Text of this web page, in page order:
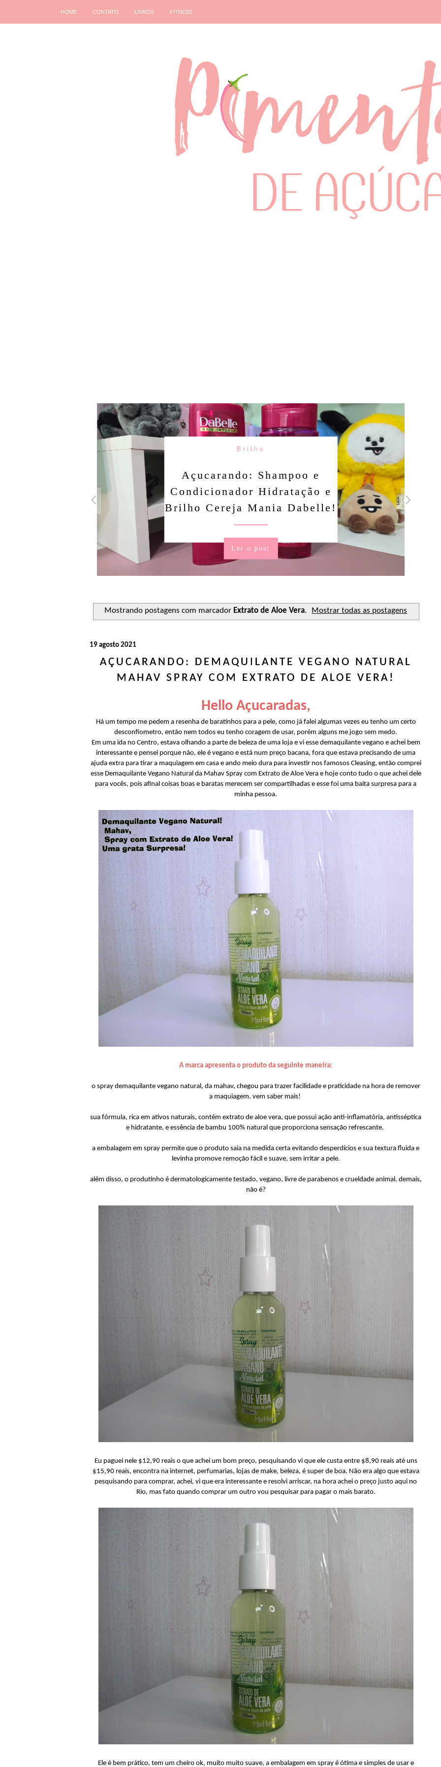
HOME CONTATO LIVROS FITNESS
Brilho
Açucarando: Shampoo e
Condicionador Hidratação e
Brilho Cereja Mania Dabelle!
Ler o post
Mostrando postagens com marcador Extrato de Aloe Vera. Mostrar todas as postagens
19 agosto 2021
AÇUCARANDO: DEMAQUILANTE VEGANO NATURAL
MAHAV SPRAY COM EXTRATO DE ALOE VERA!
Hello Açucaradas,
Há um tempo me pedem a resenha de baratinhos para a pele, como já falei algumas vezes eu tenho um certo
desconfiometro, então nem todos eu tenho coragem de usar, porém alguns me jogo sem medo.
Em uma ida no Centro, estava olhando a parte de beleza de uma loja e vi esse demaquilante vegano e achei bem
interessante e pensei porque não, ele é vegano e está num preço bacana, fora que estava precisando de uma
ajuda extra para tirar a maquiagem em casa e ando meio dura para investir nos famosos Cleasing, então comprei
esse Demaquilante Vegano Natural da Mahav Spray com Extrato de Aloe Vera e hoje conto tudo o que achei dele
para vocês, pois afinal coisas boas e baratas merecem ser compartilhadas e esse foi uma baita surpresa para a
minha pessoa.
A marca apresenta o produto da seguinte maneira:
o spray demaquilante vegano natural, da mahav, chegou para trazer facilidade e praticidade na hora de remover
a maquiagem. vem saber mais!
sua fórmula, rica em ativos naturais, contém extrato de aloe vera, que possui ação anti-inflamatória, antisséptica
e hidratante, e essência de bambu 100% natural que proporciona sensação refrescante.
a embalagem em spray permite que o produto saia na medida certa evitando desperdícios e sua textura fluida e
levinha promove remoção fácil e suave, sem irritar a pele.
além disso, o produtinho é dermatologicamente testado, vegano, livre de parabenos e crueldade animal. demais,
não é?
Eu paguei nele $12,90 reais o que achei um bom preço, pesquisando vi que ele custa entre $8,90 reais até uns
$15,90 reais, encontra na internet, perfumarias, lojas de make, beleza, é super de boa. Não era algo que estava
pesquisando para comprar, achei, vi que era interessante e resolvi arriscar, na hora achei o preço justo aqui no
Rio, mas fato quando comprar um outro vou pesquisar para pagar o mais barato.
Ele é bem prático, tem um cheiro ok, muito muito suave, a embalagem em spray é ótima e simples de usar e